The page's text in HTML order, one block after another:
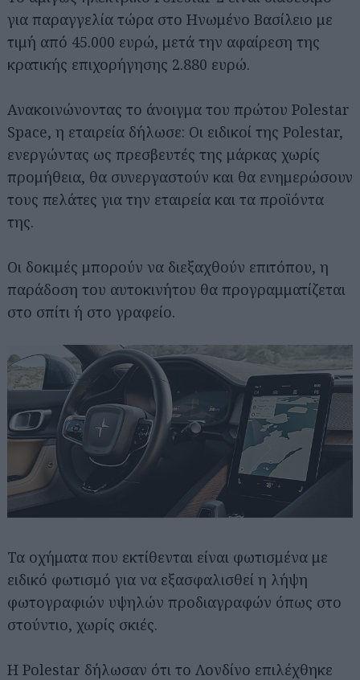
για παραγγελία τώρα στο Ηνωμένο Βασίλειο με
τιμή από 45.000 ευρώ, μετά την αφαίρεση της
κρατικής επιχορήγησης 2.880 ευρώ.
Ανακοινώνοντας το άνοιγμα του πρώτου Polestar
Space, η εταιρεία δήλωσε: Οι ειδικοί της Polestar,
ενεργώντας ως πρεσβευτές της μάρκας χωρίς
προμήθεια, θα συνεργαστούν και θα ενημερώσουν
τους πελάτες για την εταιρεία και τα προϊόντα
της.
Οι δοκιμές μπορούν να διεξαχθούν επιτόπου, η
παράδοση του αυτοκινήτου θα προγραμματίζεται
στο σπίτι ή στο γραφείο.
Τα οχήματα που εκτίθενται είναι φωτισμένα με
ειδικό φωτισμό για να εξασφαλισθεί η λήψη
φωτογραφιών υψηλών προδιαγραφών όπως στο
στούντιο, χωρίς σκιές.
Η Polestar δήλωσαν ότι το Λονδίνο επιλέχθηκε